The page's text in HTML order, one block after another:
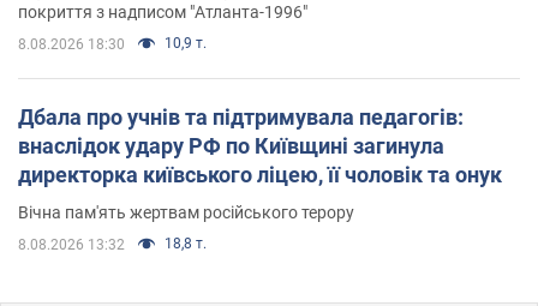
покриття з надписом "Атланта-1996"
8.08.2026 18:30 10,9 т.
Дбала про учнів та підтримувала педагогів:
внаслідок удару РФ по Київщині загинула
директорка київського ліцею, її чоловік та онук
Вічна пам'ять жертвам російського терору
8.08.2026 13:32 18,8 т.